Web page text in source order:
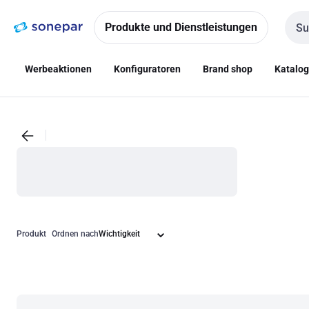
NavigationInhalt
Produkte und Dienstleistungen
Werbeaktionen Konfiguratoren Brand shop
Produkt Ordnen nach